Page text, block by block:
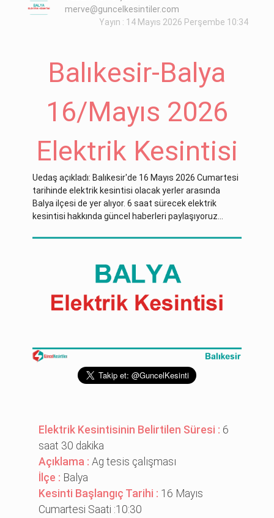
merve@guncelkesintiler.com
Yayın : 14 Mayıs 2026 Perşembe 10:34
Balıkesir-Balya
16/Mayıs 2026
Elektrik Kesintisi
Uedaş açıkladı: Balıkesir'de 16 Mayıs 2026 Cumartesi
tarihinde elektrik kesintisi olacak yerler arasında
Balya ilçesi de yer alıyor. 6 saat sürecek elektrik
kesintisi hakkında güncel haberleri paylaşıyoruz...
Elektrik Kesintisinin Belirtilen Süresi : 6
saat 30 dakika
Açıklama :Ag tesi̇s çalışması
İlçe : Balya
Kesinti Başlangıç Tarihi : 16 Mayıs
Cumartesi Saati :10:30